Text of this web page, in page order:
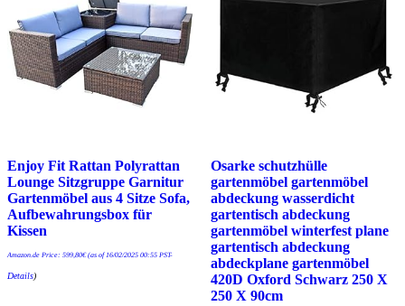
Enjoy Fit Rattan Polyrattan
Lounge Sitzgruppe Garnitur
Gartenmöbel aus 4 Sitze Sofa,
Aufbewahrungsbox für
Kissen
Amazon.de Price: 599,80€(as of 16/02/2025 00:55 PST-
Details)
Osarke schutzhülle
gartenmöbel gartenmöbel
abdeckung wasserdicht
gartentisch abdeckung
gartenmöbel winterfest plane
gartentisch abdeckung
abdeckplane gartenmöbel
420D Oxford Schwarz 250 X
250 X 90cm